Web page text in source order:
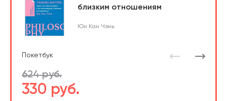
близким отношениям
Юн Кан Чэнь
Покетбук
624 руб.
330 руб.